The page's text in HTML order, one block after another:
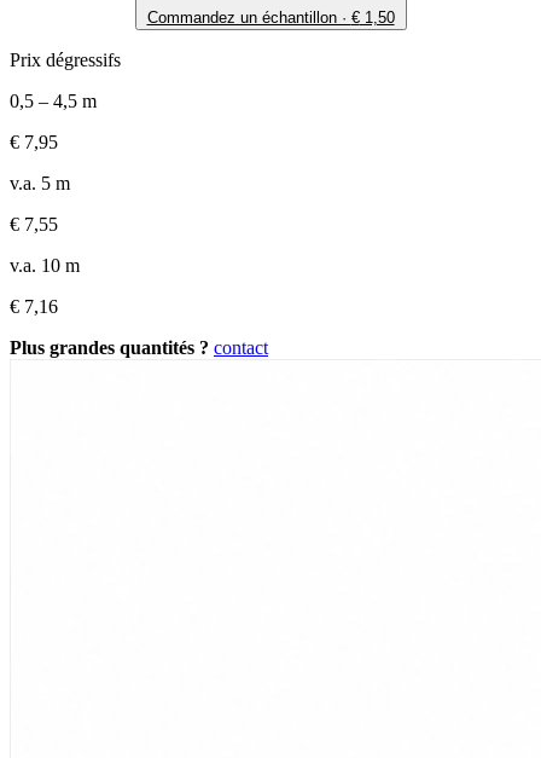
Commandez un échantillon · €1,50
Prix dégressifs
0,5 – 4,5 m
€ 7,95
v.a. 5 m
€ 7,55
v.a. 10 m
€ 7,16
Plus grandes quantités ? contact